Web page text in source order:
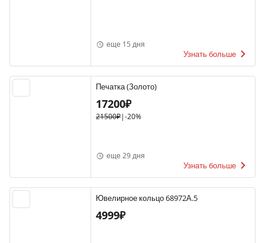
еще 15 дня
Узнать больше
Печатка (Золото)
17200₽
21500₽|-20%
еще 29 дня
Узнать больше
Ювелирное кольцо 68972А.5
4999₽